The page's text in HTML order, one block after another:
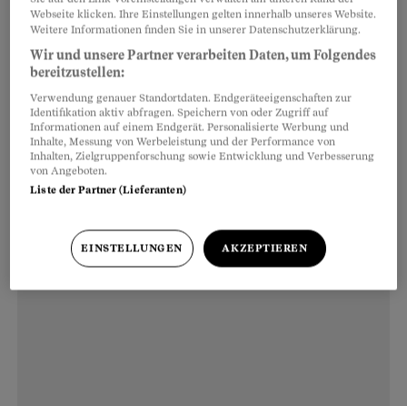
gewesen, wenn er vom damaligen
Beratungsgespräch ein Protokoll verlangt hätte.
Bei den meisten jedoch fehlt ein solches.
Allfällige rudimentäre interne Notizen des
Bankberaters dürften dem Anleger bei einer
Auseinandersetzung kaum nützen. Umso
wichtiger ist es, ein
Beratungsgesprächzu haben.
Webseite klicken. Ihre Einstellungen gelten innerhalb unseres Website.
Weitere Informationen finden Sie in unserer Datenschutzerklärung.
Wir und unsere Partner verarbeiten Daten, um Folgendes
bereitzustellen:
Verwendung genauer Standortdaten. Endgeräteeigenschaften zur
Identifikation aktiv abfragen. Speichern von oder Zugriff auf
Informationen auf einem Endgerät. Personalisierte Werbung und
Inhalte, Messung von Werbeleistung und der Performance von
Inhalten, Zielgruppenforschung sowie Entwicklung und Verbesserung
von Angeboten.
Liste der Partner (Lieferanten)
EINSTELLUNGEN AKZEPTIEREN